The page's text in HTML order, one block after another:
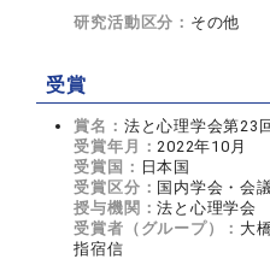
研究活動区分： その他
受賞
賞名： 法と心理学会第23
受賞年月：2022年10月
受賞国： 日本国
受賞区分： 国内学会・会
授与機関：法と心理学会
受賞者（グループ）： 大
指宿信